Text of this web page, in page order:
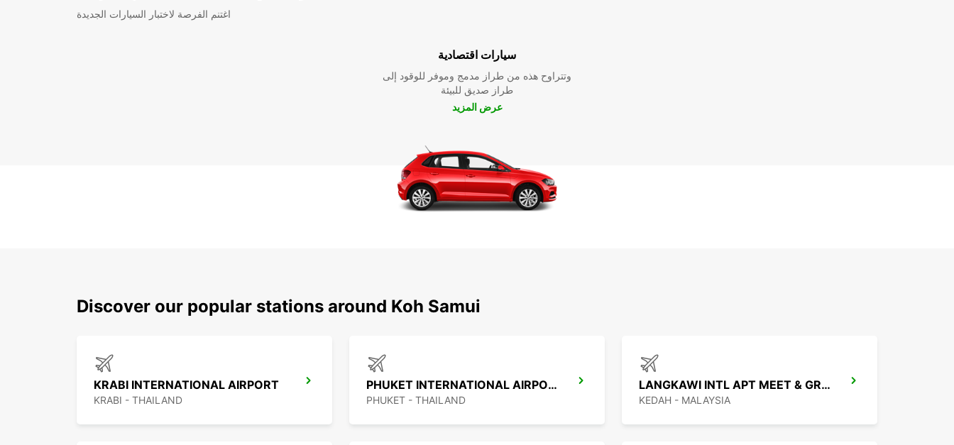
اغتنم الفرصة لاختبار السيارات الجديدة
سيارات اقتصادية
وتتراوح هذه من طراز مدمج وموفر للوقود إلى
طراز صديق للبيئة
عرض المزيد
Discover our popular stations around Koh Samui
KRABI INTERNATIONAL AIRPORT
KRABI - THAILAND
PHUKET INTERNATIONAL AIRPORT
PHUKET - THAILAND
LANGKAWI INTL APT MEET & GREET
KEDAH - MALAYSIA